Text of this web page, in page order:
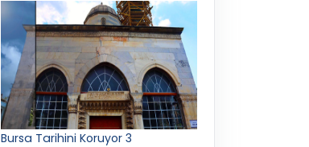
Bursa Tarihini Koruyor 3